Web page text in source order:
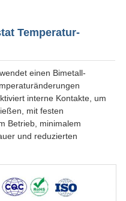
Temperatur-
einen Bimetall-
interne Kontakte, um
mit festen
Betrieb, minimalem
und reduzierten